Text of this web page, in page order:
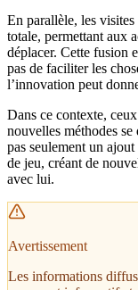
En parallèle, les
totale, permettant aux
déplacer. Cette fusion
pas de faciliter les
l’innovation peut
Dans ce contexte,
nouvelles méthodes
pas seulement un
de jeu, créant de
avec lui.
Avertissement
Les informations